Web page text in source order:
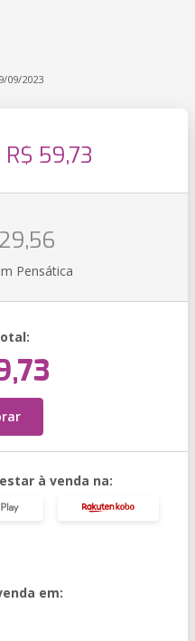
09/2023
R$ 59,73
Pensática
à venda na:
em: